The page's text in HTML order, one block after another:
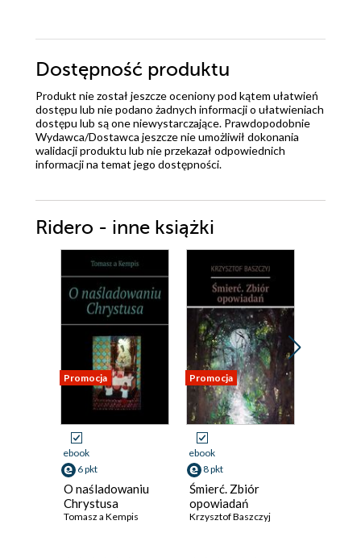
Dostępność produktu
Produkt nie został jeszcze oceniony pod kątem ułatwień
dostępu lub nie podano żadnych informacji o ułatwieniach
dostępu lub są one niewystarczające. Prawdopodobnie
Wydawca/Dostawca jeszcze nie umożliwił dokonania
walidacji produktu lub nie przekazał odpowiednich
informacji na temat jego dostępności.
Ridero - inne książki
Promocja
ebook
6 pkt
O naśladowaniu
Chrystusa
Tomasz a Kempis
Promocja
ebook
8 pkt
Śmierć. Zbiór
opowiadań
Krzysztof Baszczyj